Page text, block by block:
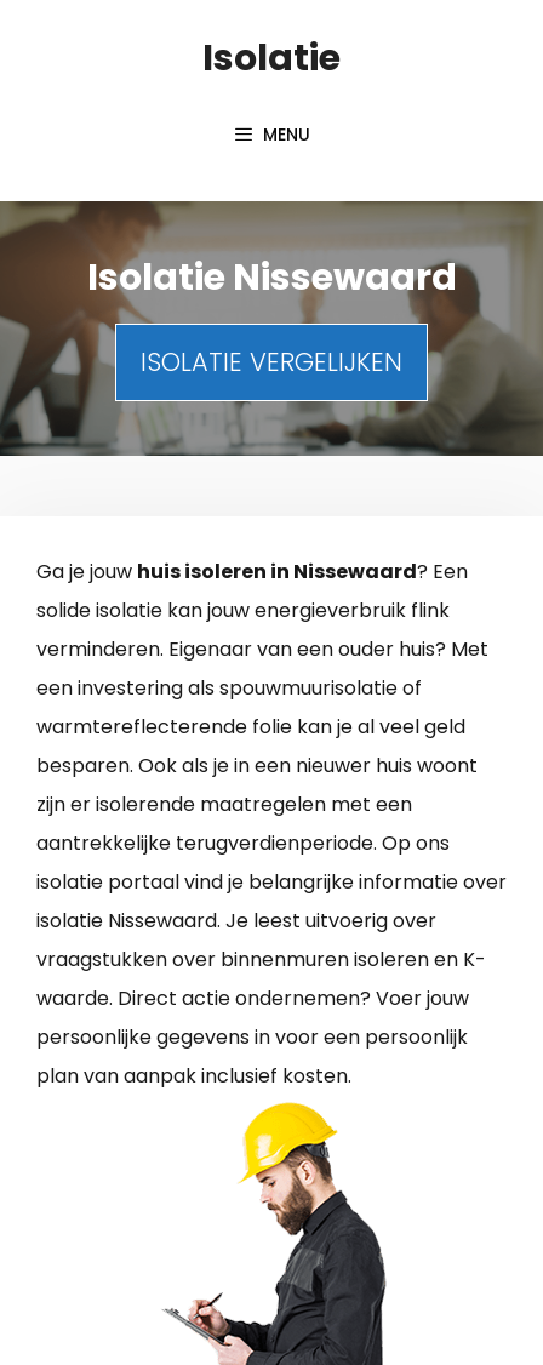
Isolatie
MENU
Isolatie Nissewaard
ISOLATIE VERGELIJKEN
Ga je jouw huis isoleren in Nissewaard? Een
solide isolatie kan jouw energieverbruik flink
verminderen. Eigenaar van een ouder huis? Met
een investering als spouwmuurisolatie of
warmtereflecterende folie kan je al veel geld
besparen. Ook als je in een nieuwer huis woont
zijn er isolerende maatregelen met een
aantrekkelijke terugverdienperiode. Op ons
isolatie portaal vind je belangrijke informatie over
isolatie Nissewaard. Je leest uitvoerig over
vraagstukken over binnenmuren isoleren en K-
waarde. Direct actie ondernemen? Voer jouw
persoonlijke gegevens in voor een persoonlijk
plan van aanpak inclusief kosten.